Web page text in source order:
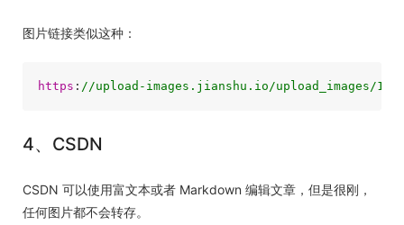
图片链接类似这种：
https : //upload-images.jianshu.io/upload_images/
4、CSDN
CSDN 可以使用富文本或者 Markdown 编辑文章，但是很刚，
任何图片都不会转存。